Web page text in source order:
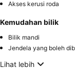
Akses kerusi roda
Kemudahan bilik
Bilik mandi
Jendela yang boleh
Lihat lebih